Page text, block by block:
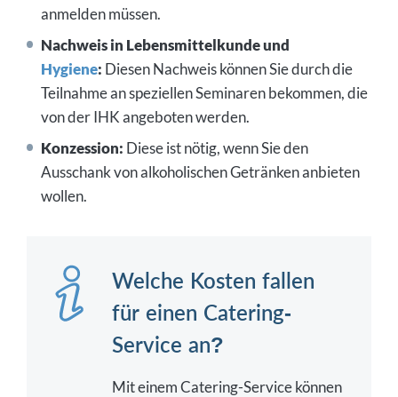
anmelden müssen.
Nachweis in Lebensmittelkunde und
Hygiene: Diesen Nachweis können Sie durch die
Teilnahme an speziellen Seminaren bekommen, die
von der IHK angeboten werden.
Konzession: Diese ist nötig, wenn Sie den
Ausschank von alkoholischen Getränken anbieten
wollen.
Welche Kosten fallen
für einen Catering-
Service an?
Mit einem Catering-Service können